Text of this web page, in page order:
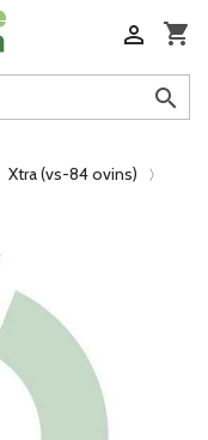
shopping_cart


Xtra (vs-84 ovins)